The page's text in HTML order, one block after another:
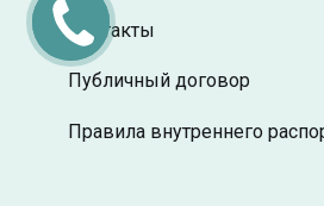
Контакты
Публичный договор
Правила внутреннего
Заказать
звонок